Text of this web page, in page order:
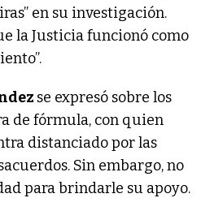
en su investigación.
la Justicia funcionó como
se expresó sobre los
de fórmula, con quien
distanciado por las
Sin embargo, no
para brindarle su apoyo.